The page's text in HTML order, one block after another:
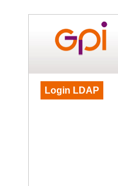
Login LDAP